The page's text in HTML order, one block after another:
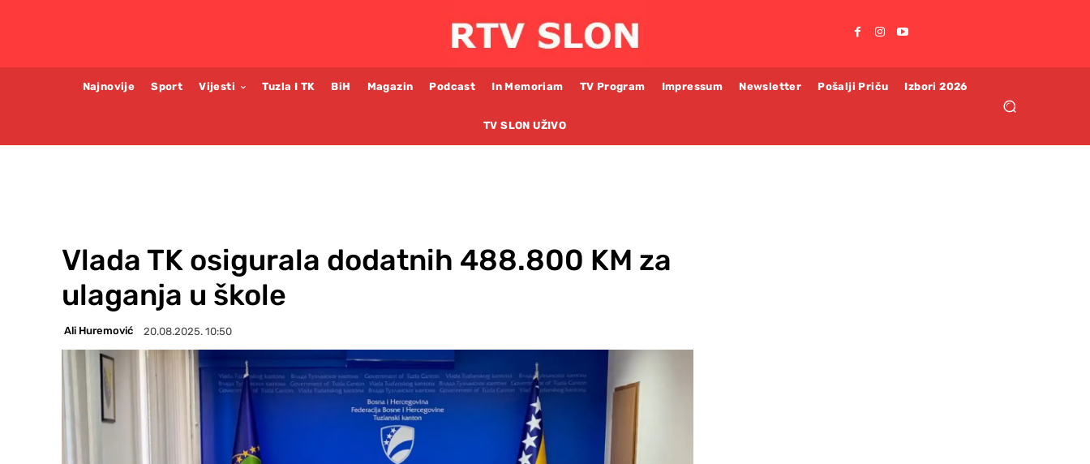
Najnovije Sport Vijesti Tuzla I TK BiH Magazin Podcast In Memoriam TV Program Impressum Newsletter Pošalji Priču Izbori 2026
TV SLON UŽIVO
Vlada TK osigurala dodatnih 488.800 KM za
ulaganja u škole
Ali Huremović 20.08.2025. 10:50